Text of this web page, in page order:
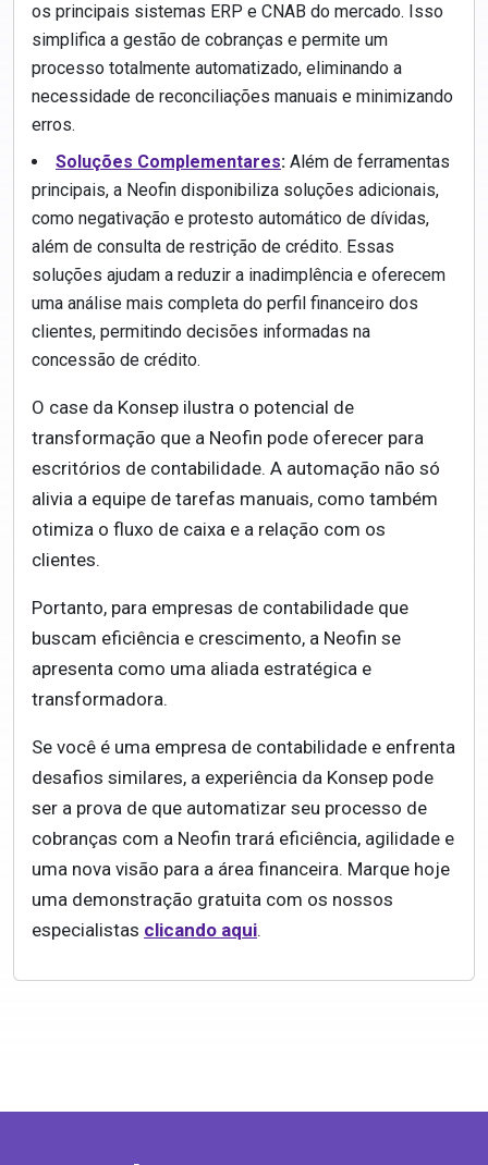
os principais sistemas ERP e CNAB do mercado. Isso
simplifica a gestão de cobranças e permite um
processo totalmente automatizado, eliminando a
necessidade de reconciliações manuais e minimizando
erros.
Soluções Complementares: Além de ferramentas
principais, a Neofin disponibiliza soluções adicionais,
como negativação e protesto automático de dívidas,
além de consulta de restrição de crédito. Essas
soluções ajudam a reduzir a inadimplência e oferecem
uma análise mais completa do perfil financeiro dos
clientes, permitindo decisões informadas na
concessão de crédito.
O case da Konsep ilustra o potencial de
transformação que a Neofin pode oferecer para
escritórios de contabilidade. A automação não só
alivia a equipe de tarefas manuais, como também
otimiza o fluxo de caixa e a relação com os
clientes.
Portanto, para empresas de contabilidade que
buscam eficiência e crescimento, a Neofin se
apresenta como uma aliada estratégica e
transformadora.
Se você é uma empresa de contabilidade e enfrenta
desafios similares, a experiência da Konsep pode
ser a prova de que automatizar seu processo de
cobranças com a Neofin trará eficiência, agilidade e
uma nova visão para a área financeira. Marque hoje
uma demonstração gratuita com os nossos
especialistas clicando aqui.